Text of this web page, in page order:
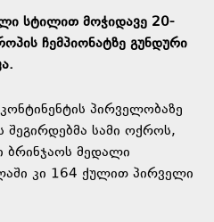
სტილით მოჭიდავე 20-
ჩემპიონატზე გუნდური
პირველობაზე
სამი ოქროს,
ბრინჯაოს მედალი
კი 164 ქულით პირველი